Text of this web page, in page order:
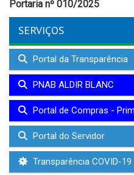
Portaria nº 010/2025
SERVIÇOS
Portal da Transparência
PNAB ALDIR BLANC
Portal de Compras -
Portal do Servidor
Transparência COVID-19